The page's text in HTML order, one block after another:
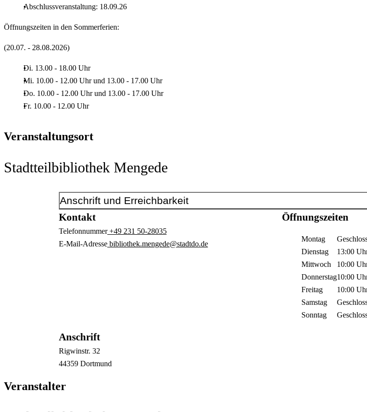
Abschlussveranstaltung: 18.09.26
Öffnungszeiten in den Sommerferien:
(20.07. - 28.08.2026)
Di. 13.00 - 18.00 Uhr
Mi. 10.00 - 12.00 Uhr und 13.00 - 17.00 Uhr
Do. 10.00 - 12.00 Uhr und 13.00 - 17.00 Uhr
Fr. 10.00 - 12.00 Uhr
Veranstaltungsort
Stadtteilbibliothek Mengede
Anschrift und Erreichbarkeit
Kontakt
Telefonnummer+49 231 50-28035
E-Mail-Adressebibliothek.mengede@stadtdo.de
Anschrift
Rigwinstr. 32
44359 Dortmund
Öffnungszeiten
Montag
Dienstag
13:00
Mittwoch
10:00
Donnerstag10:00
Freitag
10:00
Samstag
Sonntag
Veranstalter